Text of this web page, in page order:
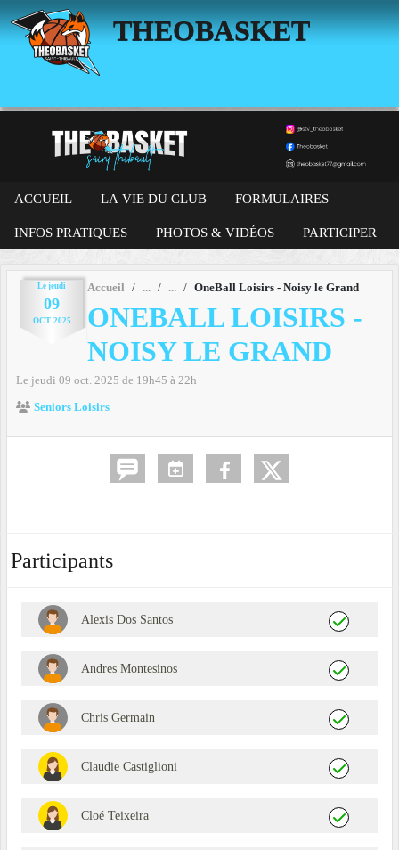
THEOBASKET
ACCUEIL LA VIE DU CLUB FORMULAIRES
INFOS PRATIQUES PHOTOS & VIDÉOS PARTICIPER
Le jeudi
09
OCT. 2025
Accueil OneBall Loisirs - Noisy le Grand
ONEBALL LOISIRS -
NOISY LE GRAND
Le jeudi 09 oct. 2025 de 19h45 à 22h
Seniors Loisirs
Participants
Alexis Dos Santos
Andres Montesinos
Chris Germain
Claudie Castiglioni
Cloé Teixeira
Panneau de gestion des cookies